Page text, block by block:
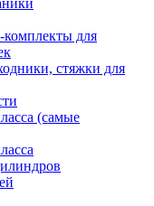
для
стяжки для
(самые